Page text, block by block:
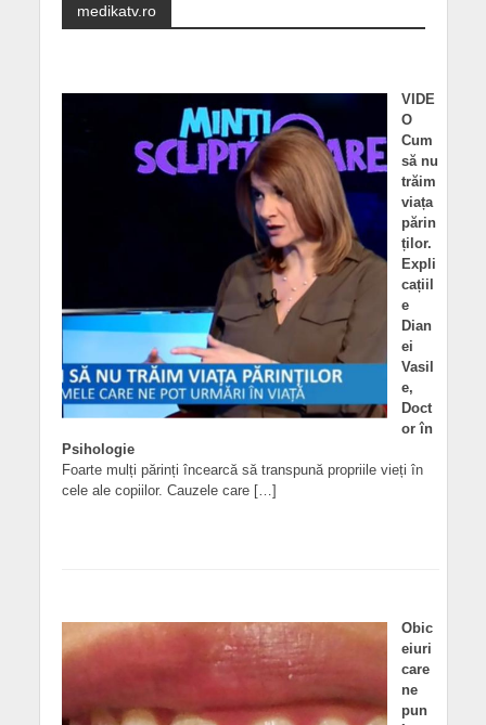
medikatv.ro
VIDE
O
Cum
să nu
trăim
viața
părin
ților.
Expli
cațiil
e
Dian
ei
Vasil
e,
Doct
or în
Psihologie
Foarte mulți părinți încearcă să transpună propriile vieți în
cele ale copiilor. Cauzele care […]
Obic
eiuri
care
ne
pun